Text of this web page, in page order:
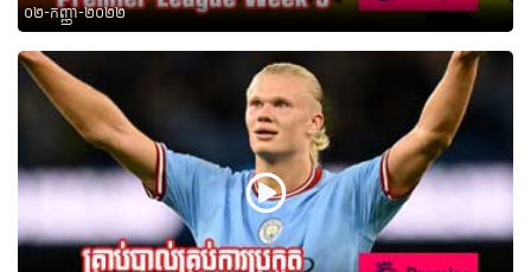
០២-កញ្ញា-២០២២